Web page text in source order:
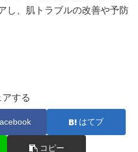
し、肌トラブルの改善や予防
アする
はてブ
コピー